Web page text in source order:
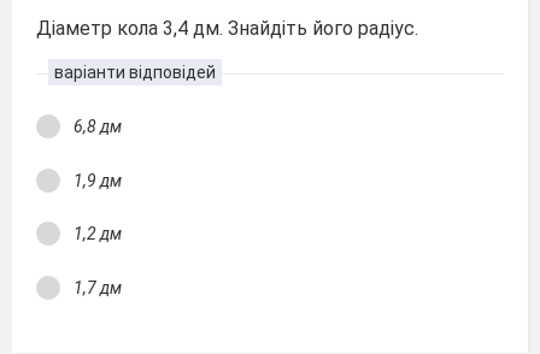
Діаметр кола 3,4 дм. Знайдіть його радіус.
варіанти відповідей
6,8 дм
1,9 дм
1,2 дм
1,7 дм